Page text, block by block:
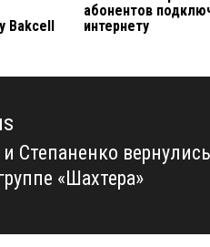
Bakcell
абонентов
интернету
Степаненко
«Шахтера»